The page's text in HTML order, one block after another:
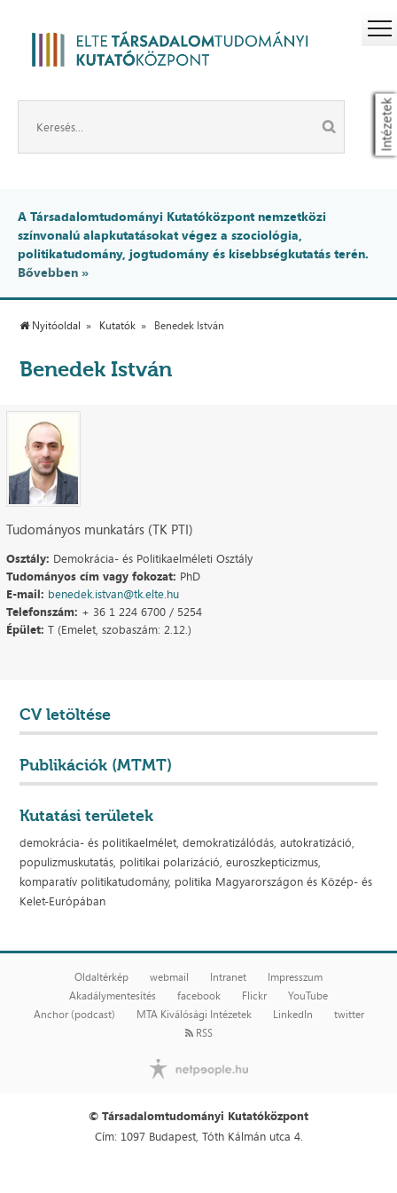
Intézetek
A Társadalomtudományi Kutatóközpont nemzetközi
színvonalú alapkutatásokat végez a szociológia,
politikatudomány, jogtudomány és kisebbségkutatás terén.
Bővebben »
Nyitóoldal Kutatók Benedek István
Benedek István
Tudományos munkatárs (TK PTI)
Osztály: Demokrácia- és Politikaelméleti Osztály
Tudományos cím vagy fokozat: PhD
E-mail: benedek.istvan@tk.elte.hu
Telefonszám: + 36 1 224 6700 / 5254
Épület: T (Emelet, szobaszám: 2.12.)
CV letöltése
Publikációk (MTMT)
Kutatási területek
demokrácia- és politikaelmélet, demokratizálódás, autokratizáció,
populizmuskutatás, politikai polarizáció, euroszkepticizmus,
komparatív politikatudomány, politika Magyarországon és Közép- és
Kelet-Európában
Oldaltérkép webmail Intranet
Impresszum
Akadálymentesítés
facebook Flickr
YouTube
Anchor (podcast)
MTA Kiválósági Intézetek LinkedIn
twitter
RSS
© Társadalomtudományi Kutatóközpont
Cím: 1097 Budapest, Tóth Kálmán utca 4.